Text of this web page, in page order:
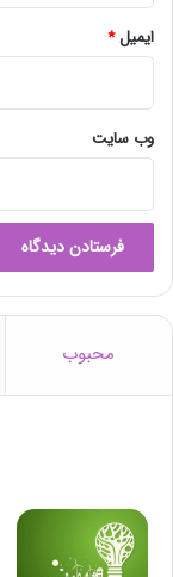
ایمیل*
وب‌ سایت
محبوب